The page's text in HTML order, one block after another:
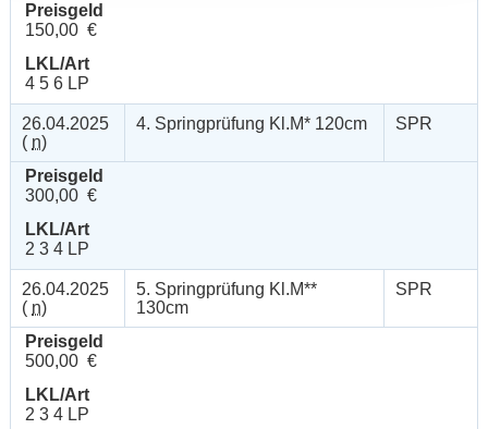
Preisgeld
150,00 €
LKL/Art
4 5 6 LP
26.04.2025
( n)
4. Springprüfung Kl.M* 120cm SPR
Preisgeld
300,00 €
LKL/Art
2 3 4 LP
26.04.2025
( n)
5. Springprüfung Kl.M**
130cm
SPR
Preisgeld
500,00 €
LKL/Art
2 3 4 LP